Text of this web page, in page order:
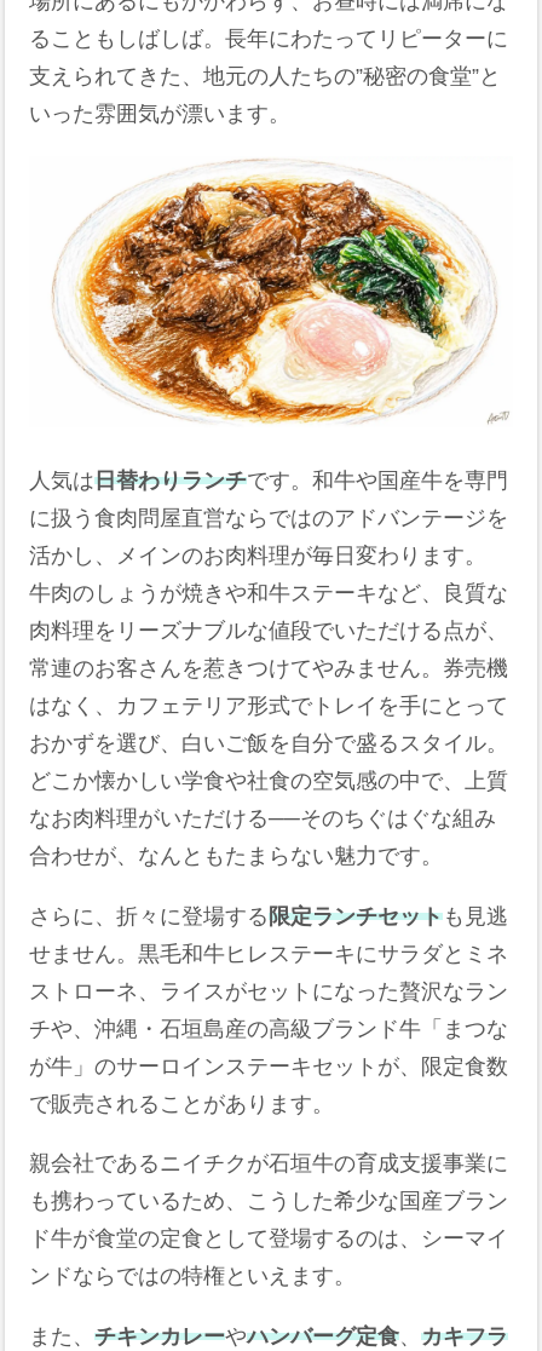
ることもしばしば。長年にわたってリピーターに
支えられてきた、地元の人たちの”秘密の食堂”と
いった雰囲気が漂います。
人気は日替わりランチです。和牛や国産牛を専門
に扱う食肉問屋直営ならではのアドバンテージを
活かし、メインのお肉料理が毎日変わります。
牛肉のしょうが焼きや和牛ステーキなど、良質な
肉料理をリーズナブルな値段でいただける点が、
常連のお客さんを惹きつけてやみません。券売機
はなく、カフェテリア形式でトレイを手にとって
おかずを選び、白いご飯を自分で盛るスタイル。
どこか懐かしい学食や社食の空気感の中で、上質
なお肉料理がいただける──そのちぐはぐな組み
合わせが、なんともたまらない魅力です。
さらに、折々に登場する限定ランチセットも見逃
せません。黒毛和牛ヒレステーキにサラダとミネ
ストローネ、ライスがセットになった贅沢なラン
チや、沖縄・石垣島産の高級ブランド牛「まつな
が牛」のサーロインステーキセットが、限定食数
で販売されることがあります。
親会社であるニイチクが石垣牛の育成支援事業に
も携わっているため、こうした希少な国産ブラン
ド牛が食堂の定食として登場するのは、シーマイ
ンドならではの特権といえます。
また、チキンカレーやハンバーグ定食、カキフラ